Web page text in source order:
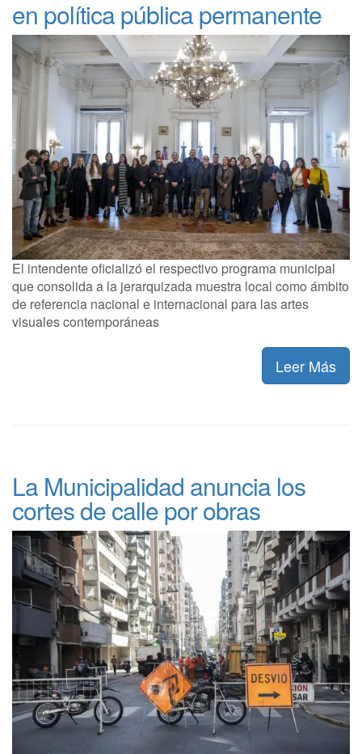
en política pública permanente
El intendente oficializó el respectivo programa municipal
que consolida a la jerarquizada muestra local como ámbito
de referencia nacional e internacional para las artes
visuales contemporáneas
Leer Más
La Municipalidad anuncia los
cortes de calle por obras